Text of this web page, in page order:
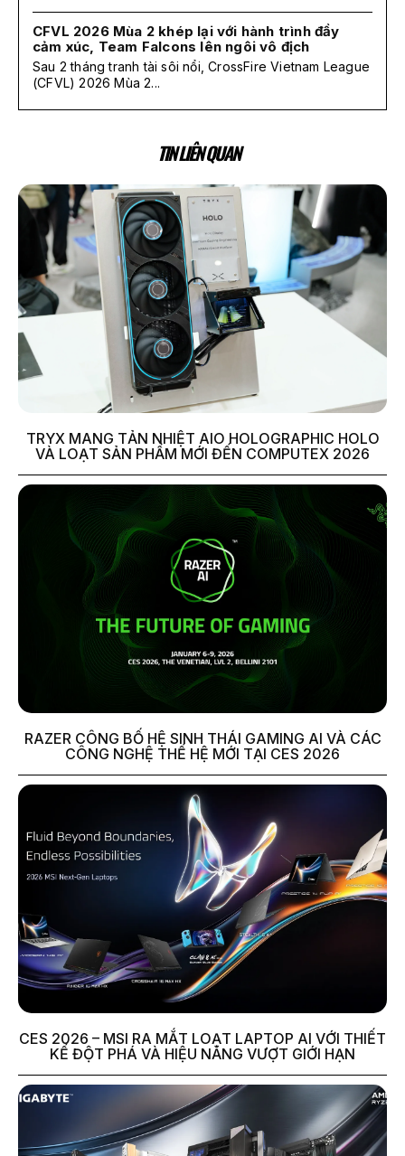
CFVL 2026 Mùa 2 khép lại với hành trình đầy
cảm xúc, Team Falcons lên ngôi vô địch
Sau 2 tháng tranh tài sôi nổi, CrossFire Vietnam League
(CFVL) 2026 Mùa 2...
TIN LIÊN QUAN
TRYX MANG TẢN NHIỆT AIO HOLOGRAPHIC HOLO
VÀ LOẠT SẢN PHẨM MỚI ĐẾN COMPUTEX 2026
RAZER CÔNG BỐ HỆ SINH THÁI GAMING AI VÀ CÁC
CÔNG NGHỆ THẾ HỆ MỚI TẠI CES 2026
CES 2026 – MSI RA MẮT LOẠT LAPTOP AI VỚI THIẾT
KẾ ĐỘT PHÁ VÀ HIỆU NĂNG VƯỢT GIỚI HẠN